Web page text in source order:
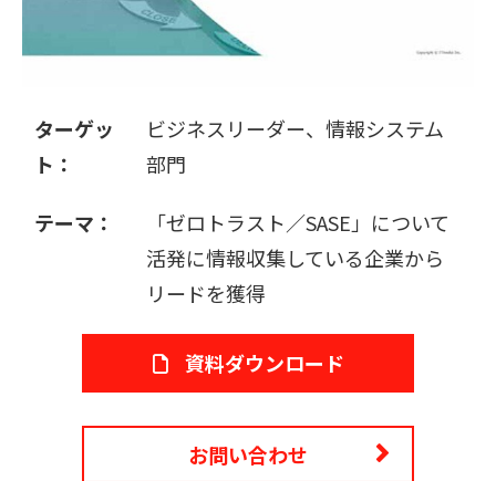
ターゲッ
ト：
ビジネスリーダー、情報システム
部門
テーマ：
「ゼロトラスト／SASE」について
活発に情報収集している企業から
リードを獲得
資料ダウンロード
お問い合わせ